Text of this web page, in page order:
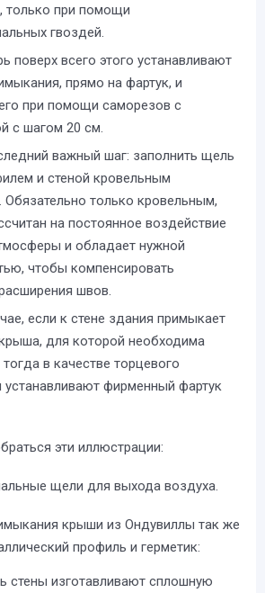
только при помощи
гвоздей.
поверх всего этого устанавливают
прямо на фартук, и
при помощи саморезов с
с шагом 20 см.
важный шаг: заполнить щель
и стеной кровельным
Обязательно только кровельным,
на постоянное воздействие
и обладает нужной
чтобы компенсировать
швов.
если к стене здания примыкает
для которой необходима
в качестве торцевого
фирменный фартук
эти иллюстрации:
щели для выхода воздуха.
крыши из Ондувиллы так же
профиль и герметик:
стены изготавливают сплошную